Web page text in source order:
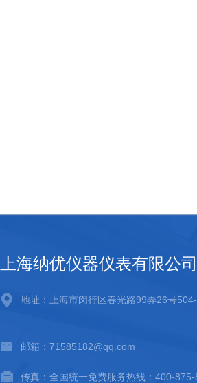
上海纳优仪器仪表有限公司
地址：上海市闵行区春光路99弄26号
邮箱：71585182@qq.com
传真：全国统一免费服务热线：400-875-